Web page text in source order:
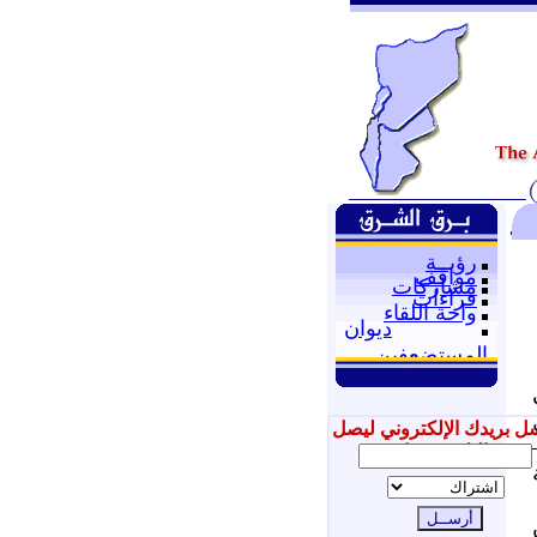
رؤيــة
مواقف
مشاركات
قراءات
واحة اللقاء
ديوان
المستضعفين
بريدك الإلكتروني ليصل
إليك جديدنا